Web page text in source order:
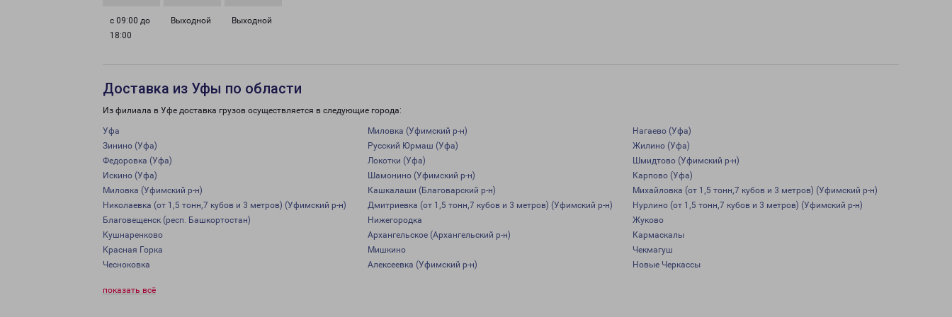
с 09:00 до
18:00
Выходной Выходной
Доставка из Уфы по области
Из филиала в Уфе доставка грузов осуществляется в следующие города:
Уфа Миловка (Уфимский р-н)
Нагаево (Уфа)
Зинино (Уфа)
Русский Юрмаш (Уфа)
Жилино (Уфа)
Федоровка (Уфа)
Локотки (Уфа)
Шмидтово (Уфимский р-н)
Искино (Уфа)
Шамонино (Уфимский р-н)
Карпово (Уфа)
Миловка (Уфимский р-н)
Кашкалаши (Благоварский р-н)
Михайловка (от 1,5 тонн,7 кубов и 3 метров) (Уфимский р-н)
Николаевка (от 1,5 тонн,7 кубов и 3 метров) (Уфимский р-н)
Дмитриевка (от 1,5 тонн,7 кубов и 3 метров) (Уфимский р-н)
Нурлино (от 1,5 тонн,7 кубов и 3 метров) (Уфимский р-н)
Благовещенск (респ. Башкортостан)
Нижегородка
Жуково
Кушнаренково
Архангельское (Архангельский р-н)
Кармаскалы
Красная Горка
Мишкино
Чекмагуш
Чесноковка
Алексеевка (Уфимский р-н) Новые Черкассы
показать всё